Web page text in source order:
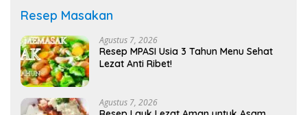
Resep Masakan
Agustus 7, 2026
Resep MPASI Usia 3 Tahun Menu Sehat
Lezat Anti Ribet!
Agustus 7, 2026